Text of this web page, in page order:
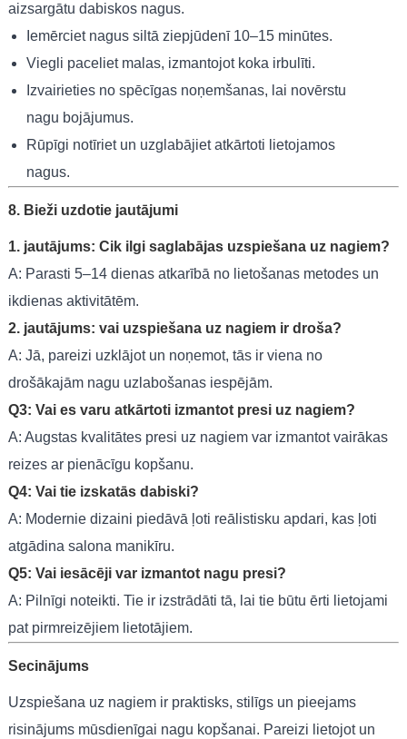
aizsargātu dabiskos nagus.
Iemērciet nagus siltā ziepjūdenī 10–15 minūtes.
Viegli paceliet malas, izmantojot koka irbulīti.
Izvairieties no spēcīgas noņemšanas, lai novērstu
nagu bojājumus.
Rūpīgi notīriet un uzglabājiet atkārtoti lietojamos
nagus.
8. Bieži uzdotie jautājumi
1. jautājums: Cik ilgi saglabājas uzspiešana uz nagiem?
A: Parasti 5–14 dienas atkarībā no lietošanas metodes un
ikdienas aktivitātēm.
2. jautājums: vai uzspiešana uz nagiem ir droša?
A: Jā, pareizi uzklājot un noņemot, tās ir viena no
drošākajām nagu uzlabošanas iespējām.
Q3: Vai es varu atkārtoti izmantot presi uz nagiem?
A: Augstas kvalitātes presi uz nagiem var izmantot vairākas
reizes ar pienācīgu kopšanu.
Q4: Vai tie izskatās dabiski?
A: Modernie dizaini piedāvā ļoti reālistisku apdari, kas ļoti
atgādina salona manikīru.
Q5: Vai iesācēji var izmantot nagu presi?
A: Pilnīgi noteikti. Tie ir izstrādāti tā, lai tie būtu ērti lietojami
pat pirmreizējiem lietotājiem.
Secinājums
Uzspiešana uz nagiem ir praktisks, stilīgs un pieejams
risinājums mūsdienīgai nagu kopšanai. Pareizi lietojot un